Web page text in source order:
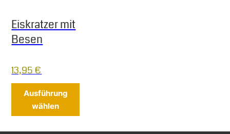
Eiskratzer mit
Besen
13,95€
Ausführung
wählen